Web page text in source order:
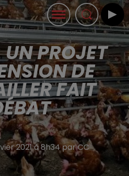
PROJET
DE
FAIT
2021 à 8h34 par CC